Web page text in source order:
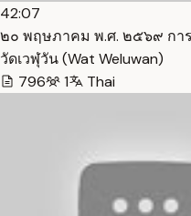
42:07
๒๐ พฤษภาคม พ.ศ. ๒๕๖๙ กา
วัดเวฬุวัน (Wat Weluwan)
796
1 Thai